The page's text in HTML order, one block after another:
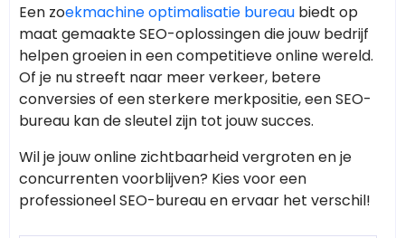
Een zoekmachine optimalisatie bureau biedt op
maat gemaakte SEO-oplossingen die jouw bedrijf
helpen groeien in een competitieve online wereld.
Of je nu streeft naar meer verkeer, betere
conversies of een sterkere merkpositie, een SEO-
bureau kan de sleutel zijn tot jouw succes.
Wil je jouw online zichtbaarheid vergroten en je
concurrenten voorblijven? Kies voor een
professioneel SEO-bureau en ervaar het verschil!